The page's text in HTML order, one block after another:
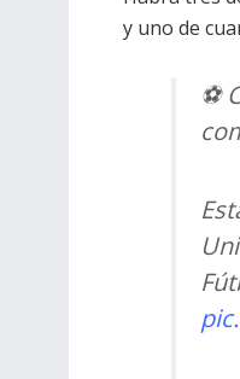
y uno de
⚽️